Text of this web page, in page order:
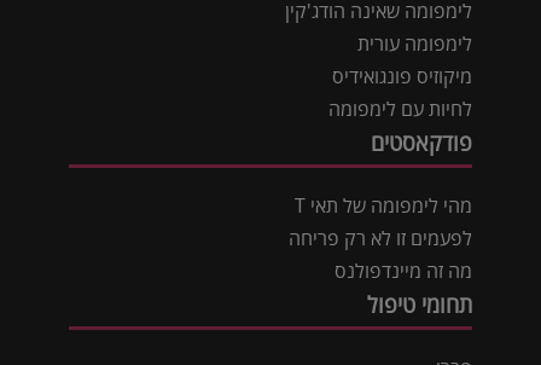
לימפומה שאינה הודג'קין
לימפומה עורית
מיקוזיס פונגואידיס
לחיות עם לימפומה
פודקאסטים
מהי לימפומה של תאי T
לפעמים זו לא רק פריחה
מה זה מיינדפולנס
תחומי טיפול